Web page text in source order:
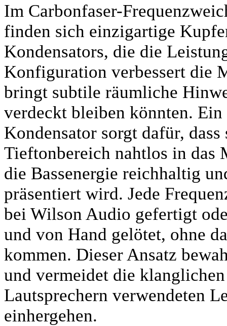
Im Carbonfaser-
finden sich einzigartige
Kondensators, die die
Konfiguration verbessert die
bringt subtile räumliche
verdeckt bleiben könnten.
Kondensator sorgt dafür,
Tieftonbereich nahtlos in
die Bassenergie reichhaltig
präsentiert wird. Jede
bei Wilson Audio gefertigt
und von Hand gelötet, ohne
kommen. Dieser Ansatz
und vermeidet die
Lautsprechern verwendeten
einhergehen.